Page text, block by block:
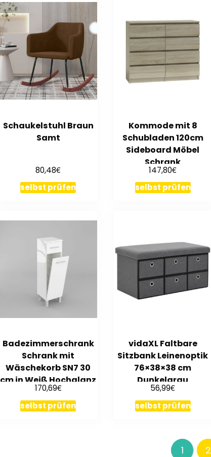
Schaukelstuhl Braun
Samt
80,48€
selbst prüfen
Kommode mit 8
Schubladen 120cm
Sideboard Möbel
Schrank
Schubladenschrank
Sonoma
147,80€
selbst prüfen
Badezimmerschrank
Schrank mit
Wäschekorb SN7 30
cm in Weiß Hochglanz
170,69€
selbst prüfen
vidaXL Faltbare
Sitzbank Leinenoptik
76×38×38 cm
Dunkelgrau
56,99€
selbst prüfen
1 2